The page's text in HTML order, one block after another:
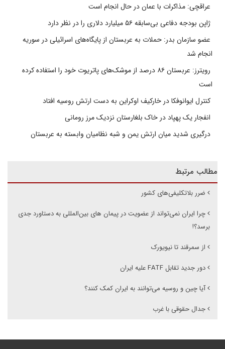
عراقچی: مذاکرات با عمان در حال انجام است
ژاپن بودجه دفاعی بی‌سابقه ۵۶ میلیارد دلاری را در نظر دارد
عضو سازمان بدر: حملات به عربستان از پایگاه‌های اسرائیلی در سوریه
انجام شد
رویترز: عربستان ۸۶ درصد از موشک‌های پاتریوت خود را استفاده کرده
است
کنترل ایوانوفکا در خارکیف اوکراین به دست ارتش روسیه افتاد
انفجار یک پهپاد در خاک بلغارستان نزدیک مرز رومانی
درگیری شدید میان ارتش یمن و شبه نظامیان وابسته به عربستان
مطالب مرتبط
ضرر بلاتکلیفی‌های کشور
چرا ایران نمی‌تواند از عضویت در پیمان های بین‌المللی به دستاورد جدی
برسد؟!
از سمرقند تا نیویورک
دور جدید تقابل FATF علیه ایران
آیا چین و روسیه می‌توانند به ایران کمک کنند؟
جدال حقوقی با غرب